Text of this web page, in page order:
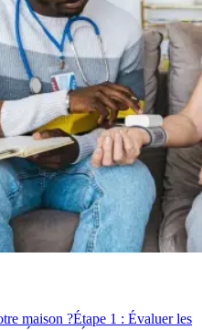
maison ?Étape 1 : Évaluer les